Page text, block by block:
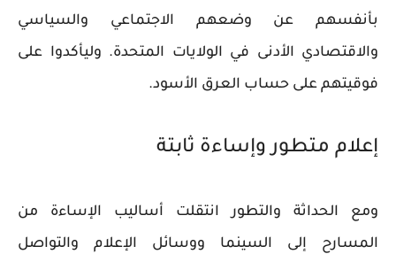
بأنفسهم عن وضعهم الاجتماعي والسياسي
والاقتصادي الأدنى في الولايات المتحدة. وليأكدوا على
فوقيتهم على حساب العرق الأسود.
إعلام متطور وإساءة ثابتة
ومع الحداثة والتطور انتقلت أساليب الإساءة من
المسارح إلى السينما ووسائل الإعلام والتواصل